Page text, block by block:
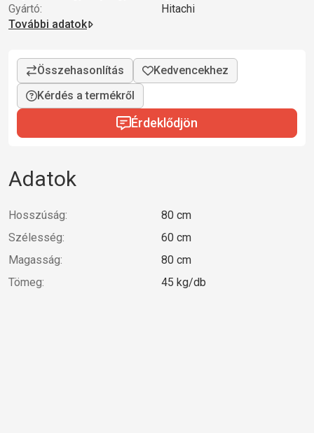
Gyártó:
Hitachi
További adatok
Kérdés a termékről
Érdeklődjön
Adatok
Hosszúság:
80 cm
Szélesség:
60 cm
Magasság:
80 cm
Tömeg:
45 kg/db